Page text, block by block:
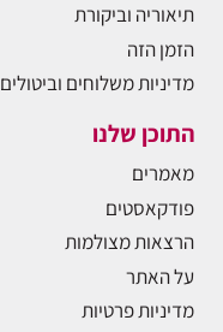
תיאוריה וביקורת
הזמן הזה
מדיניות משלוחים וביטולים
התוכן שלנו
מאמרים
פודקאסטים
הרצאות מצולמות
על האתר
מדיניות פרטיות